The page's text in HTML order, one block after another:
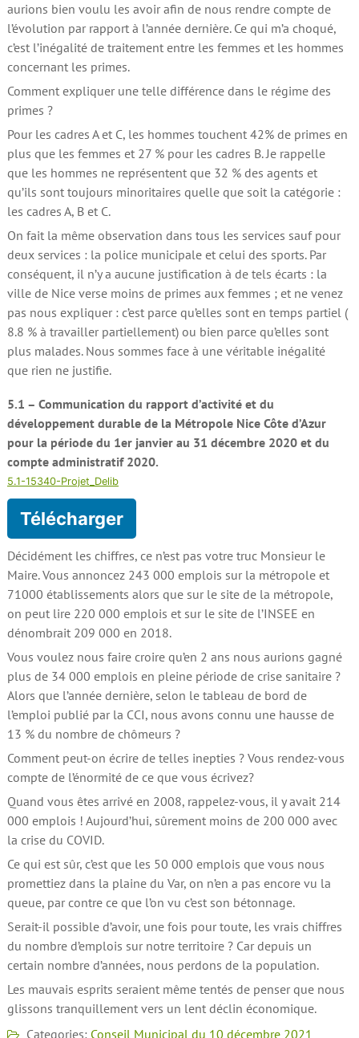
aurions bien voulu les avoir afin de nous rendre compte de
l’évolution par rapport à l’année dernière. Ce qui m’a choqué,
c’est l’inégalité de traitement entre les femmes et les hommes
concernant les primes.
Comment expliquer une telle différence dans le régime des
primes ?
Pour les cadres A et C, les hommes touchent 42% de primes en
plus que les femmes et 27 % pour les cadres B. Je rappelle
que les hommes ne représentent que 32 % des agents et
qu’ils sont toujours minoritaires quelle que soit la catégorie :
les cadres A, B et C.
On fait la même observation dans tous les services sauf pour
deux services : la police municipale et celui des sports. Par
conséquent, il n’y a aucune justification à de tels écarts : la
ville de Nice verse moins de primes aux femmes ; et ne venez
pas nous expliquer : c’est parce qu’elles sont en temps partiel (
8.8 % à travailler partiellement) ou bien parce qu’elles sont
plus malades. Nous sommes face à une véritable inégalité
que rien ne justifie.
5.1 – Communication du rapport d’activité et du
développement durable de la Métropole Nice Côte d’Azur
pour la période du 1er janvier au 31 décembre 2020 et du
compte administratif 2020.
5.1-15340-Projet_Delib
Télécharger
Décidément les chiffres, ce n’est pas votre truc Monsieur le
Maire. Vous annoncez 243 000 emplois sur la métropole et
71000 établissements alors que sur le site de la métropole,
on peut lire 220 000 emplois et sur le site de l’INSEE en
dénombrait 209 000 en 2018.
Vous voulez nous faire croire qu’en 2 ans nous aurions gagné
plus de 34 000 emplois en pleine période de crise sanitaire ?
Alors que l’année dernière, selon le tableau de bord de
l’emploi publié par la CCI, nous avons connu une hausse de
13 % du nombre de chômeurs ?
Comment peut-on écrire de telles inepties ? Vous rendez-vous
compte de l’énormité de ce que vous écrivez?
Quand vous êtes arrivé en 2008, rappelez-vous, il y avait 214
000 emplois ! Aujourd’hui, sûrement moins de 200 000 avec
la crise du COVID.
Ce qui est sûr, c’est que les 50 000 emplois que vous nous
promettiez dans la plaine du Var, on n’en a pas encore vu la
queue, par contre ce que l’on vu c’est son bétonnage.
Serait-il possible d’avoir, une fois pour toute, les vrais chiffres
du nombre d’emplois sur notre territoire ? Car depuis un
certain nombre d’années, nous perdons de la population.
Les mauvais esprits seraient même tentés de penser que nous
glissons tranquillement vers un lent déclin économique.
Categories: Conseil Municipal du 10 décembre 2021